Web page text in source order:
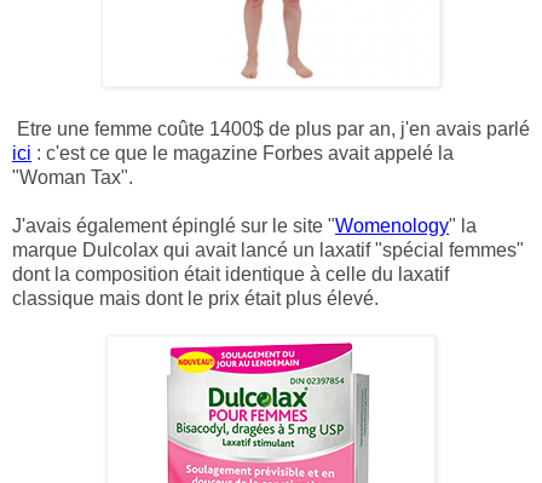
Etre une femme coûte 1400$ de plus par an, j'en avais parlé
ici : c'est ce que le magazine Forbes avait appelé la
"Woman Tax".
J'avais également épinglé sur le site "Womenology" la
marque Dulcolax qui avait lancé un laxatif "spécial femmes"
dont la composition était identique à celle du laxatif
classique mais dont le prix était plus élevé.